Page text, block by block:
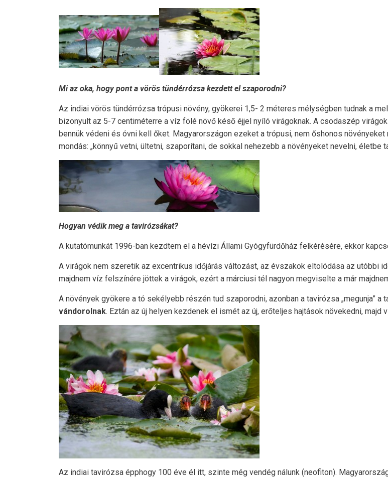
Mi az oka, hogy pont a vörös tündérrózsa kezdett el szaporodni?
Az indiai vörös tündérrózsa trópusi növény, gyökerei 1,5- 2 méteres mélységben tudnak a
bizonyult az 5-7 centiméterre a víz fölé növő késő éjjel nyíló virágoknak. A csodaszép
bennük védeni és óvni kell őket. Magyarországon ezeket a trópusi, nem őshonos
mondás: „könnyű vetni, ültetni, szaporítani, de sokkal nehezebb a növényeket nevelni, életbe
Hogyan védik meg a tavirózsákat?
A kutatómunkát 1996-ban kezdtem el a hévízi Állami Gyógyfürdőház felkérésére, ekkor
A virágok nem szeretik az excentrikus időjárás változást, az évszakok eltolódása az utóbbi
majdnem víz felszínére jöttek a virágok, ezért a márciusi tél nagyon megviselte a már
A növények gyökere a tó sekélyebb részén tud szaporodni, azonban a tavirózsa „megunja” a
vándorolnak. Eztán az új helyen kezdenek el ismét az új, erőteljes hajtások növekedni,
Az indiai tavirózsa épphogy 100 éve él itt, szinte még vendég nálunk (neofiton).